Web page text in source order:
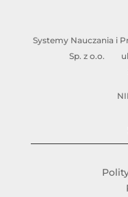
Systemy Nauczania i
Sp. z o.o.